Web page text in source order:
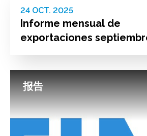
24 OCT. 2025
Informe mensual de
exportaciones
报告